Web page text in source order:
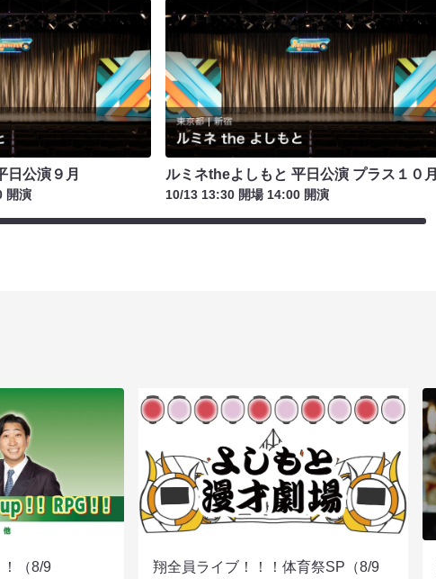
日公演９月
開演
ルミネtheよしもと 平日公演 プラス１０月
10/13 13:30 開場 14:00 開演
！（8/9 翔全員ライブ！！！体育祭SP（8/9